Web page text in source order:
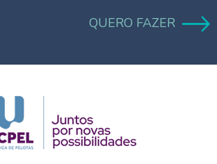
QUERO FAZER